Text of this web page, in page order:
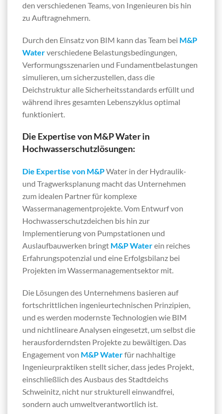
den verschiedenen Teams, von Ingenieuren bis hin
zu Auftragnehmern.
Durch den Einsatz von BIM kann das Team bei M&P
Waterverschiedene Belastungsbedingungen,
Verformungsszenarien und Fundamentbelastungen
simulieren, um sicherzustellen, dass die
Deichstruktur alle Sicherheitsstandards erfüllt und
während ihres gesamten Lebenszyklus optimal
funktioniert.
Die Expertise von M&P Water in
Hochwasserschutzlösungen:
Die Expertise von M&PWater in der Hydraulik-
und Tragwerksplanung macht das Unternehmen
zum idealen Partner für komplexe
Wassermanagementprojekte. Vom Entwurf von
Hochwasserschutzdeichen bis hin zur
Implementierung von Pumpstationen und
Auslaufbauwerken bringt M&P Waterein reiches
Erfahrungspotenzial und eine Erfolgsbilanz bei
Projekten im Wassermanagementsektor mit.
Die Lösungen des Unternehmens basieren auf
fortschrittlichen ingenieurtechnischen Prinzipien,
und es werden modernste Technologien wie BIM
und nichtlineare Analysen eingesetzt, um selbst die
herausforderndsten Projekte zu bewältigen. Das
Engagement von M&P Waterfür nachhaltige
Ingenieurpraktiken stellt sicher, dass jedes Projekt,
einschließlich des Ausbaus des Stadtdeichs
Schweinitz, nicht nur strukturell einwandfrei,
sondern auch umweltverantwortlich ist.